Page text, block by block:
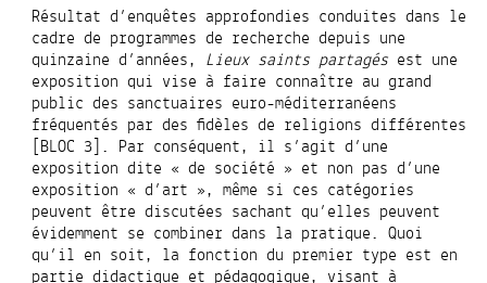
Résultat d’enquêtes approfondies conduites dans le
cadre de programmes de recherche depuis une
quinzaine d’années, Lieux saints partagés est une
exposition qui vise à faire connaître au grand
public des sanctuaires euro-méditerranéens
fréquentés par des fidèles de religions différentes
[BLOC 3]. Par conséquent, il s’agit d’une
exposition dite « de société » et non pas d’une
exposition « d’art », même si ces catégories
peuvent être discutées sachant qu’elles peuvent
évidemment se combiner dans la pratique. Quoi
qu’il en soit, la fonction du premier type est en